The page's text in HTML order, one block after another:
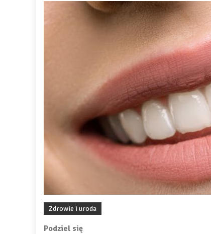
Zdrowie i uroda
Podziel się